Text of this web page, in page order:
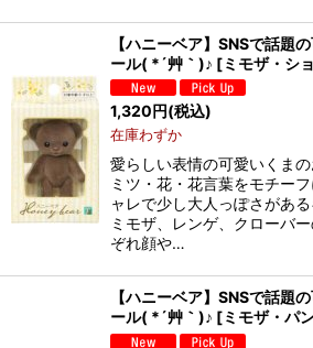
【ハニーベア】SNSで話題
ール( *´艸｀)♪ [ミモザ・シ
1,320円(税込)
在庫わずか
愛らしい表情の可愛いくま
ミツ・花・花言葉をモチー
ャレで少し大人っぽさがあ
ミモザ、レンゲ、クローバ
ぞれ顔や…
【ハニーベア】SNSで話題
ール( *´艸｀)♪ [ミモザ・パ